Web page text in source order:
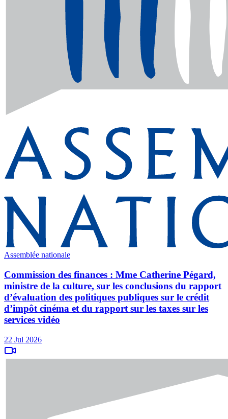
Assemblée nationale
Commission des finances : Mme Catherine Pégard,
ministre de la culture, sur les conclusions du rapport
d’évaluation des politiques publiques sur le crédit
d’impôt cinéma et du rapport sur les taxes sur les
services vidéo
22 Jul 2026